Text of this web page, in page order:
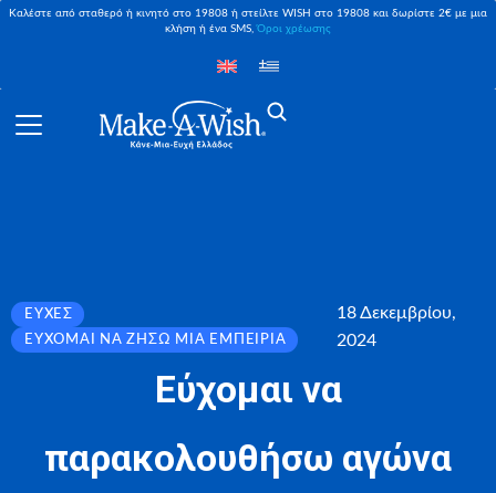
Καλέστε από σταθερό ή κινητό στο 19808 ή στείλτε WISH στο 19808 και δωρίστε 2€ με μια
κλήση ή ένα SMS,Όροι χρέωσης
ΕΥΧΈΣ
ΕΎΧΟΜΑΙ ΝΑ ΖΉΣΩ ΜΙΑ ΕΜΠΕΙΡΊΑ
18 Δεκεμβρίου,
2024
Εύχομαι να
παρακολουθήσω αγώνα